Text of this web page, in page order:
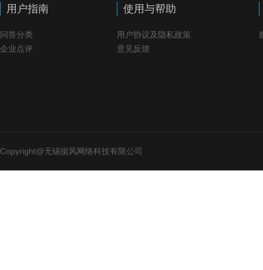
用户指南
问答分类
企业点评
使用与帮助
用户协议及隐私政策
意见反馈
Copyright@无锡据风网络科技有限公司